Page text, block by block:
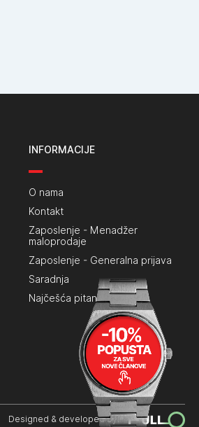
INFORMACIJE
O nama
Kontakt
Zaposlenje - Menadžer
maloprodaje
Zaposlenje - Generalna prijava
Saradnja
Najčešća pitanja
Designed & developed by: